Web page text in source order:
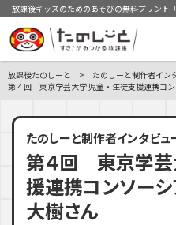
放課後キッズのためのあそびの無料プリント
放課後たのしーと
たのしーと制作者イン
第４回 東京学芸大学 児童・生徒支援連携コ
たのしーと制作者インタビュ
第４回 東京学芸
援連携コンソー
大樹さん